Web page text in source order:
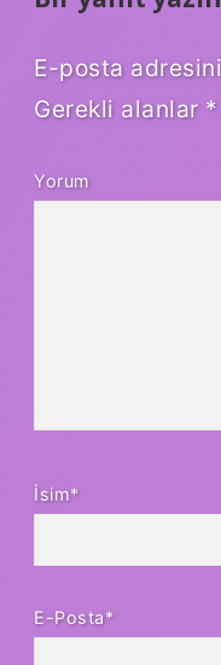
E-posta
Gerekli alanlar *
Yorum
İsim*
E-Posta*